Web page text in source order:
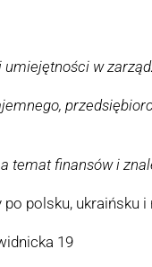
w
temat finansów i
polsku, ukraińsku i
19